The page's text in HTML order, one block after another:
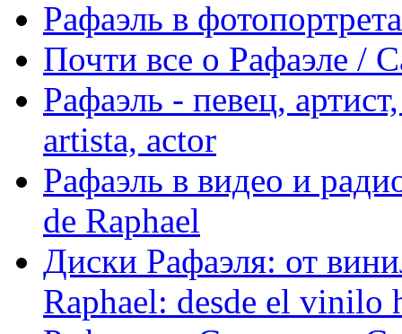
Рафаэль в
Почти все о Рафаэле /
Рафаэль - певец,
artista, actor
Рафаэль в видео и
de Raphael
Диски Рафаэля: от
Raphael: desde el vinilo